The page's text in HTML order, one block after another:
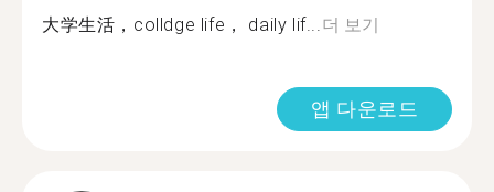
大学生活，colldge life， daily lif... 더 보기
앱 다운로드